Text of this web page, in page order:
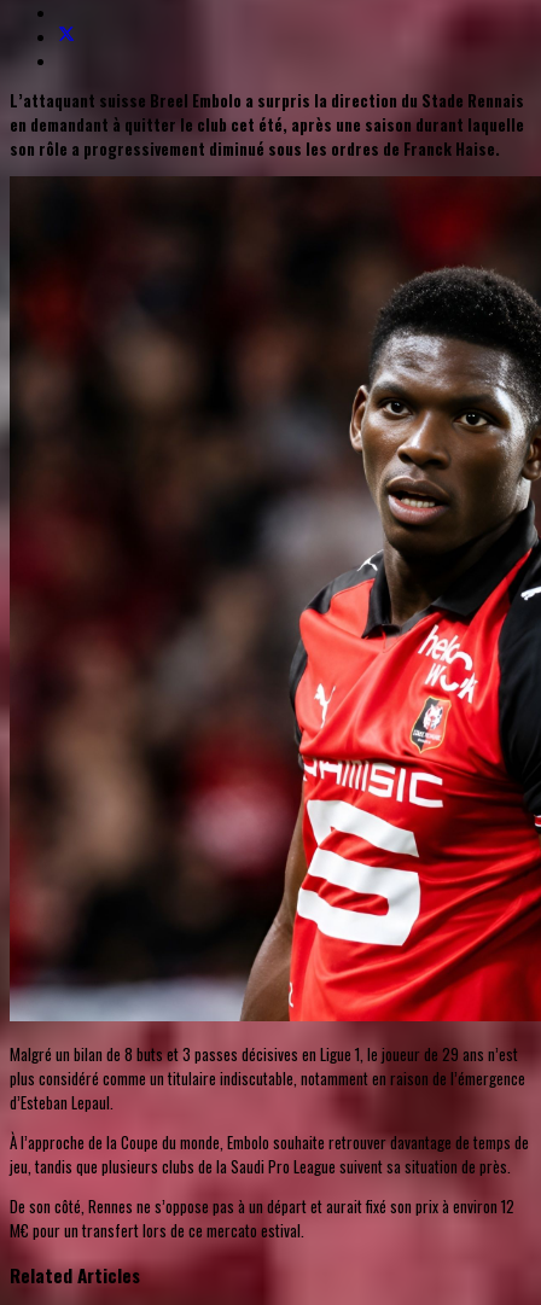
L’attaquant suisse Breel Embolo a surpris la direction du Stade Rennais
en demandant à quitter le club cet été, après une saison durant laquelle
son rôle a progressivement diminué sous les ordres de Franck Haise.
Malgré un bilan de 8 buts et 3 passes décisives en Ligue 1, le joueur de 29 ans n’est
plus considéré comme un titulaire indiscutable, notamment en raison de l’émergence
d’Esteban Lepaul.
À l’approche de la Coupe du monde, Embolo souhaite retrouver davantage de temps de
jeu, tandis que plusieurs clubs de la Saudi Pro League suivent sa situation de près.
De son côté, Rennes ne s’oppose pas à un départ et aurait fixé son prix à environ 12
M€ pour un transfert lors de ce mercato estival.
Related Articles